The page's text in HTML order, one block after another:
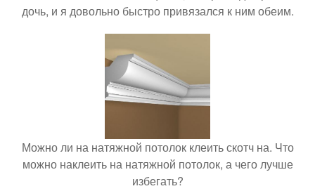
дочь, и я довольно быстро привязался к ним обеим.
Можно ли на натяжной потолок клеить скотч на. Что
можно наклеить на натяжной потолок, а чего лучше
избегать?